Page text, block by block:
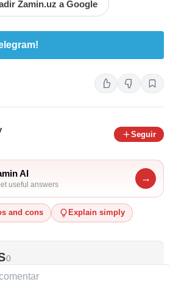
Zamin.uz a Google
Seguir
AI
useful answers
→
and cons Explain simply
0